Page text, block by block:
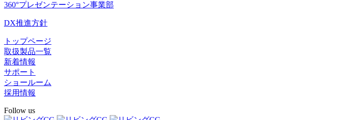
360°プレゼンテーション事業部
DX推進方針
トップページ
取扱製品一覧
新着情報
サポート
ショールーム
採用情報
Follow us